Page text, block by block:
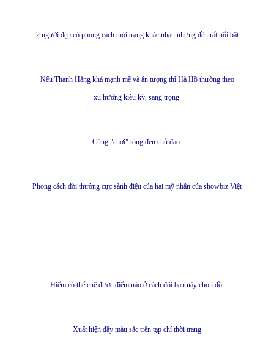
2 người đẹp có phong cách thời trang khác nhau nhưng đều rất nổi bật
Nếu Thanh Hằng khá mạnh mẽ và ấn tượng thì Hà Hồ thường theo
xu hướng kiêu kỳ, sang trọng
Cùng "chơi" tông đen chủ đạo
Phong cách đời thường cực sành điệu của hai mỹ nhân của showbiz Việt
Hiếm có thể chê được điểm nào ở cách đôi bạn này chọn đồ
Xuất hiện đầy màu sắc trên tạp chí thời trang